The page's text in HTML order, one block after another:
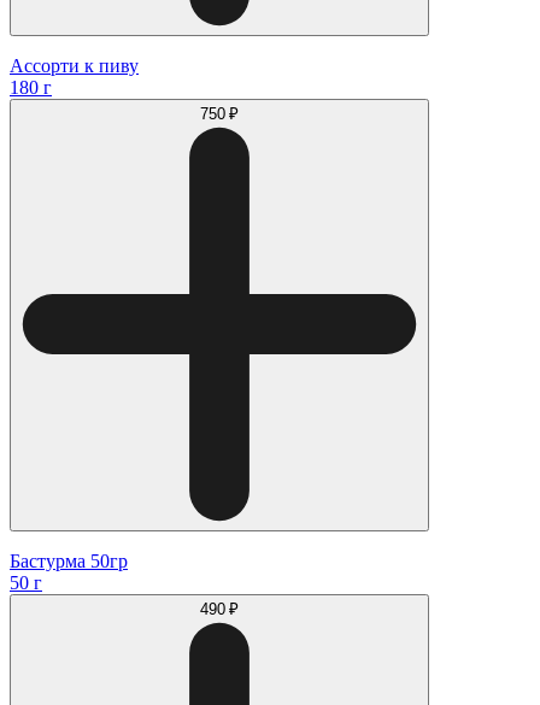
Ассорти к пиву
180 г
750 ₽
Бастурма 50гр
50 г
490 ₽